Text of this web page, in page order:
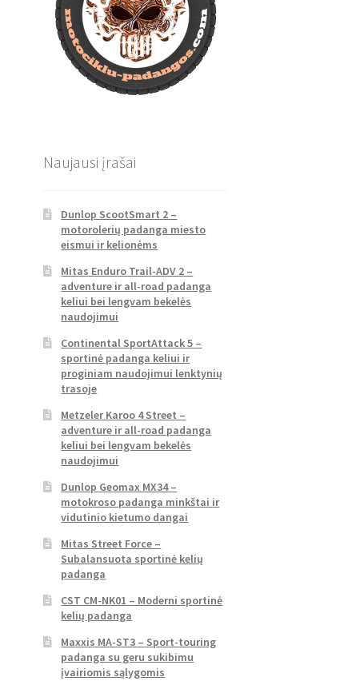
Naujausi įrašai
Dunlop ScootSmart 2 –
motorolerių padanga miesto
eismui ir kelionėms
Mitas Enduro Trail-ADV 2 –
adventure ir all-road padanga
keliui bei lengvam bekelės
naudojimui
Continental SportAttack 5 –
sportinė padanga keliui ir
proginiam naudojimui lenktynių
trasoje
Metzeler Karoo 4 Street –
adventure ir all-road padanga
keliui bei lengvam bekelės
naudojimui
Dunlop Geomax MX34 –
motokroso padanga minkštai ir
vidutinio kietumo dangai
Mitas Street Force –
Subalansuota sportinė kelių
padanga
CST CM-NK01 – Moderni sportinė
kelių padanga
Maxxis MA-ST3 – Sport-touring
padanga su geru sukibimu
įvairiomis sąlygomis